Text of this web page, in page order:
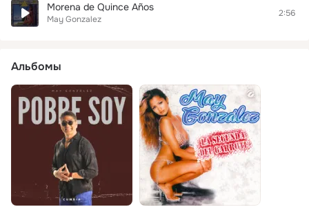
Morena de Quince Años
May Gonzalez
2:56
Альбомы